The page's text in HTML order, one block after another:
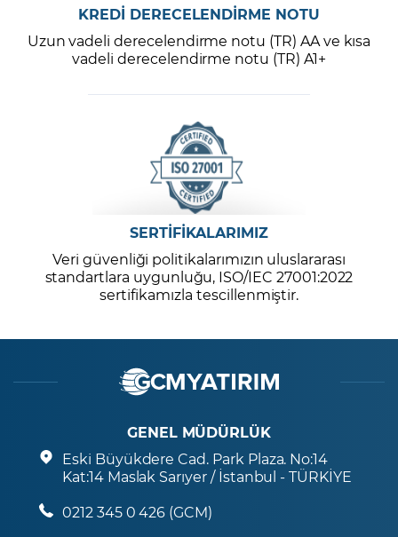
KREDİ DERECELENDİRME NOTU
Uzun vadeli derecelendirme notu (TR) AA ve kısa
vadeli derecelendirme notu (TR) A1+
SERTİFİKALARIMIZ
Veri güvenliği politikalarımızın uluslararası
standartlara uygunluğu, ISO/IEC 27001:2022
sertifikamızla tescillenmiştir.
GENEL MÜDÜRLÜK
Eski Büyükdere Cad. Park Plaza. No:14
Kat:14 Maslak Sarıyer / İstanbul - TÜRKİYE
0212 345 0 426 (GCM)